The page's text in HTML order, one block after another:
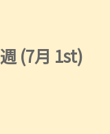
週 (7月 1st)